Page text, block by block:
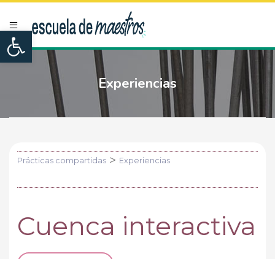
Open toolbar
Experiencias
Prácticas compartidas> Experiencias
Cuenca interactiva